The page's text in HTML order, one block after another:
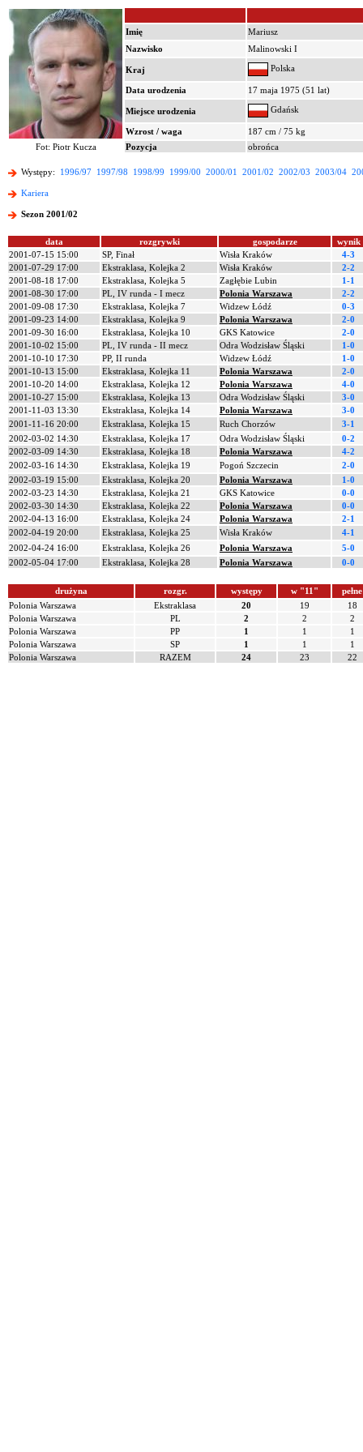
Imię
Mariusz
Nazwisko
Malinowski I
Kraj Polska
Data urodzenia 17 maja 1975 (51 lat)
Miejsce urodzenia Gdańsk
Wzrost / waga
187 cm / 75 kg
Fot: Piotr Kucza
Pozycja obrońca
Występy: 1996/97 1997/98 1998/99 1999/00 2000/01 2001/02 2002/03 2003/04
Kariera
Sezon 2001/02
data rozgrywki gospodarze
wynik
2001-07-15 15:00
SP, Finał Wisła Kraków
4-3
2001-07-29 17:00
Ekstraklasa, Kolejka 2 Wisła Kraków
2-2
2001-08-18 17:00
Ekstraklasa, Kolejka 5 Zagłębie Lubin
1-1
2001-08-30 17:00
PL, IV runda - I mecz Polonia Warszawa
2-2
2001-09-08 17:30
Ekstraklasa, Kolejka 7 Widzew Łódź
0-3
2001-09-23 14:00
Ekstraklasa, Kolejka 9 Polonia Warszawa
2-0
2001-09-30 16:00
Ekstraklasa, Kolejka 10 GKS Katowice
2-0
2001-10-02 15:00
PL, IV runda - II mecz Odra Wodzisław Śląski
1-0
2001-10-10 17:30
PP, II runda Widzew Łódź
1-0
2001-10-13 15:00
Ekstraklasa, Kolejka 11 Polonia Warszawa
2-0
2001-10-20 14:00
Ekstraklasa, Kolejka 12 Polonia Warszawa
4-0
2001-10-27 15:00
Ekstraklasa, Kolejka 13 Odra Wodzisław Śląski
3-0
2001-11-03 13:30
Ekstraklasa, Kolejka 14 Polonia Warszawa
3-0
2001-11-16 20:00
Ekstraklasa, Kolejka 15 Ruch Chorzów
3-1
2002-03-02 14:30
Ekstraklasa, Kolejka 17 Odra Wodzisław Śląski
0-2
2002-03-09 14:30
Ekstraklasa, Kolejka 18 Polonia Warszawa
4-2
2002-03-16 14:30
Ekstraklasa, Kolejka 19 Pogoń Szczecin
2-0
2002-03-19 15:00
Ekstraklasa, Kolejka 20 Polonia Warszawa
1-0
2002-03-23 14:30
Ekstraklasa, Kolejka 21 GKS Katowice
0-0
2002-03-30 14:30
Ekstraklasa, Kolejka 22 Polonia Warszawa
0-0
2002-04-13 16:00
Ekstraklasa, Kolejka 24 Polonia Warszawa
2-1
2002-04-19 20:00
Ekstraklasa, Kolejka 25 Wisła Kraków
4-1
2002-04-24 16:00
Ekstraklasa, Kolejka 26 Polonia Warszawa
5-0
2002-05-04 17:00
Ekstraklasa, Kolejka 28 Polonia Warszawa 0-0
drużyna rozgr. występy w "11"
pełne
Polonia Warszawa
Ekstraklasa 20 19
18
Polonia Warszawa
PL 2 2
2
Polonia Warszawa
PP 1 1
1
Polonia Warszawa
SP 1 1
1
Polonia Warszawa
RAZEM 24 23 22